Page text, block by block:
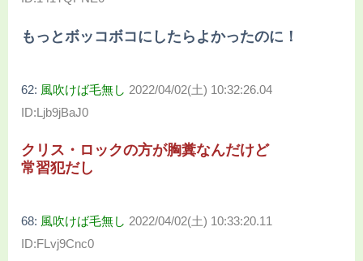
もっとボッコボコにしたらよかったのに！
62: 風吹けば毛無し 2022/04/02(土) 10:32:26.04
ID:Ljb9jBaJ0
クリス・ロックの方が胸糞なんだけど
常習犯だし
68: 風吹けば毛無し 2022/04/02(土) 10:33:20.11
ID:FLvj9Cnc0